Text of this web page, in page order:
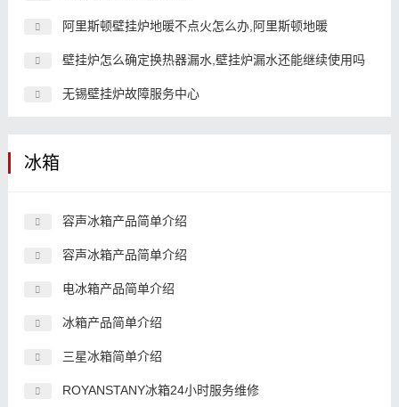
阿里斯顿壁挂炉地暖不点火怎么办,阿里斯顿地暖
壁挂炉怎么确定换热器漏水,壁挂炉漏水还能继续使用吗
无锡壁挂炉故障服务中心
冰箱
容声冰箱产品简单介绍
容声冰箱产品简单介绍
电冰箱产品简单介绍
冰箱产品简单介绍
三星冰箱简单介绍
ROYANSTANY冰箱24小时服务维修